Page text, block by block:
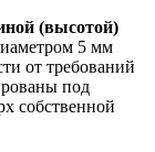
(высотой)
5 мм
от требований
под
собственной